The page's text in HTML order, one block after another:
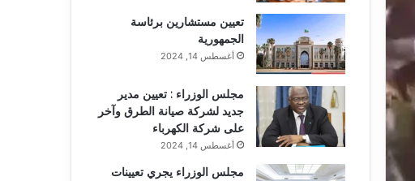
تعيين مستشارين برئاسة
الجمهورية
أغسطس 14, 2024
مجلس الوزراء : تعيين مدير
جديد لشركة صيانة الطرق وآخر
على شركة الكهرباء
أغسطس 14, 2024
مجلس الوزراء يجري تعيينات